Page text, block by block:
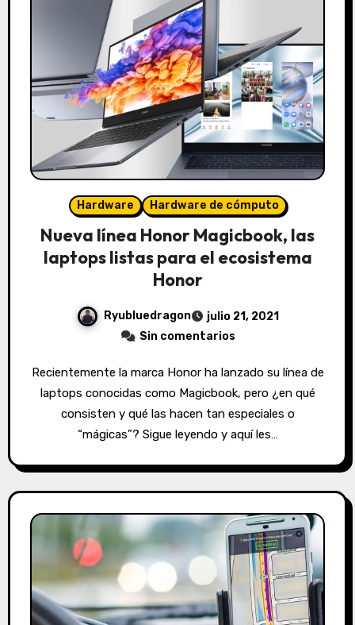
Hardware Hardware de cómputo
Nueva línea Honor Magicbook, las
laptops listas para el ecosistema
Honor
Ryubluedragon
julio 21, 2021
Sin comentarios
Recientemente la marca Honor ha lanzado su línea de
laptops conocidas como Magicbook, pero ¿en qué
consisten y qué las hacen tan especiales o
“mágicas”? Sigue leyendo y aquí les…